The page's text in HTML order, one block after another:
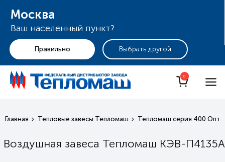
Москва
Ваш населенный пункт?
+7 (495) 255-19-29
0
Главная Тепловые завесы Тепломаш Тепломаш серия 400
Воздушная завеса Тепломаш КЭВ-П4135A